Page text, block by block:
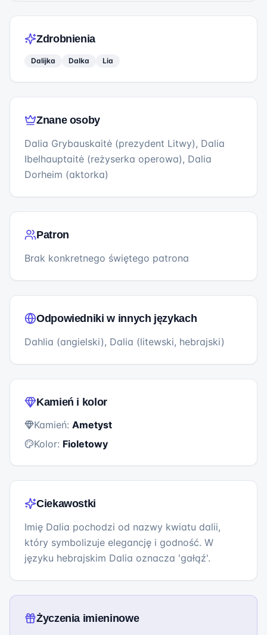
Zdrobnienia
Dalijka Dalka Lia
Znane osoby
Dalia Grybauskaitė (prezydent Litwy), Dalia
Ibelhauptaitė (reżyserka operowa), Dalia
Dorheim (aktorka)
Patron
Brak konkretnego świętego patrona
Odpowiedniki w innych językach
Dahlia (angielski), Dalia (litewski, hebrajski)
Kamień i kolor
Kamień: Ametyst
Kolor: Fioletowy
Ciekawostki
Imię Dalia pochodzi od nazwy kwiatu dalii,
który symbolizuje elegancję i godność. W
języku hebrajskim Dalia oznacza 'gałąź'.
Życzenia imieninowe